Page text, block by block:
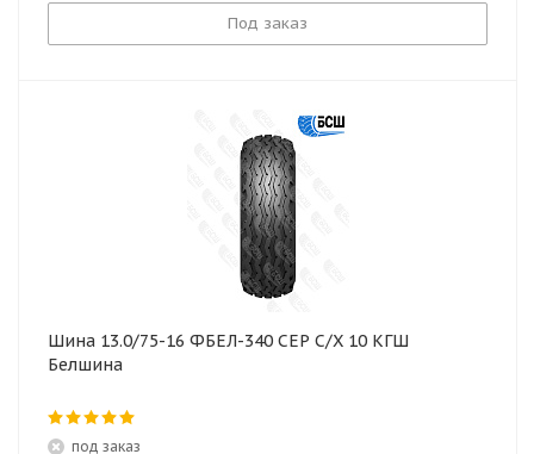
Под заказ
Шина 13.0/75-16 ФБЕЛ-340 СЕР С/Х 10 КГШ
Белшина
под заказ